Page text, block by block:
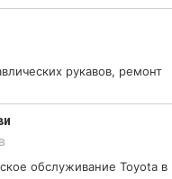
рукавов, ремонт
обслуживание Toyota в